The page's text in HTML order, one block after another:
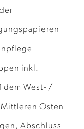
inkl.
dem West- /
Osten
Abschluss